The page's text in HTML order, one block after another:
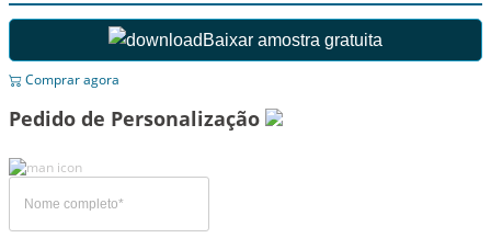
Baixar amostra gratuita
Comprar agora
Pedido de Personalização